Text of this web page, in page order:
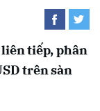
liên tiếp, phân
trên sàn
Hủy